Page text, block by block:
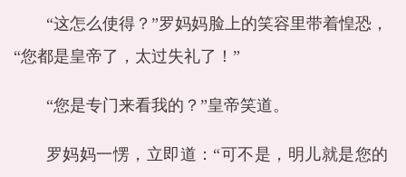
“这怎么使得？”罗妈妈脸上的笑容里带着惶恐，
“您都是皇帝了，太过失礼了！”
“您是专门来看我的？”皇帝笑道。
罗妈妈一愣，立即道：“可不是，明儿就是您的